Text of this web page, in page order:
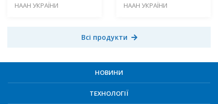
НААН УКРАЇНИ НААН УКРАЇНИ
Всі продукти
НОВИНИ
ТЕХНОЛОГІЇ